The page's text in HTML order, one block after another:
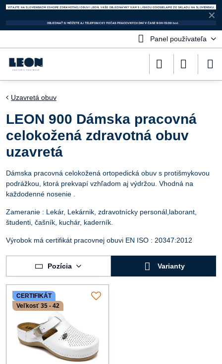
✕
Panel používateľa
Uzavretá obuv
LEON 900 Dámska pracovná
celokožená zdravotná obuv
uzavretá
Dámska pracovná celokožená ortopedická obuv s protišmykovou
podrážkou, ktorá prekvapí vzhľadom aj výdržou. Vhodná na
každodenné nosenie .
Zameranie : Lekár, Lekárnik, zdravotnícky personál,laborant,
študenti, čašník, kuchár, kaderník.
Výrobok má certifikát pracovnej obuvi EN ISO : 20347:2012
Pozícia Varianty
CERTIFIKÁT
Veľkosť 35 - 42